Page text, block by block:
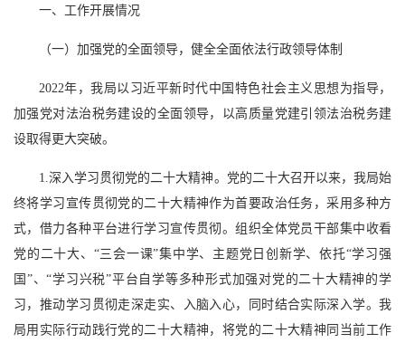
一、工作开展情况
（一）加强党的全面领导，健全全面依法行政领导体制
2022年，我局以习近平新时代中国特色社会主义思想为指导，
加强党对法治税务建设的全面领导，以高质量党建引领法治税务建
设取得更大突破。
1.深入学习贯彻党的二十大精神。党的二十大召开以来，我局始
终将学习宣传贯彻党的二十大精神作为首要政治任务，采用多种方
式，借力各种平台进行学习宣传贯彻。组织全体党员干部集中收看
党的二十大、“三会一课”集中学、主题党日创新学、依托“学习强
国”、“学习兴税”平台自学等多种形式加强对党的二十大精神的学
习，推动学习贯彻走深走实、入脑入心，同时结合实际深入学。我
局用实际行动践行党的二十大精神，将党的二十大精神同当前工作